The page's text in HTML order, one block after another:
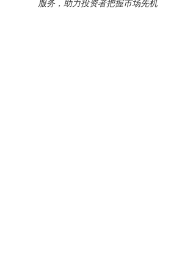
服务，助力投资者把握市场先机